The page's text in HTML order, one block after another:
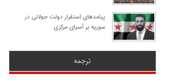
پیامدهای استقرار دولت جولانی در
سوریه بر آسیای مرکزی
ترجمه